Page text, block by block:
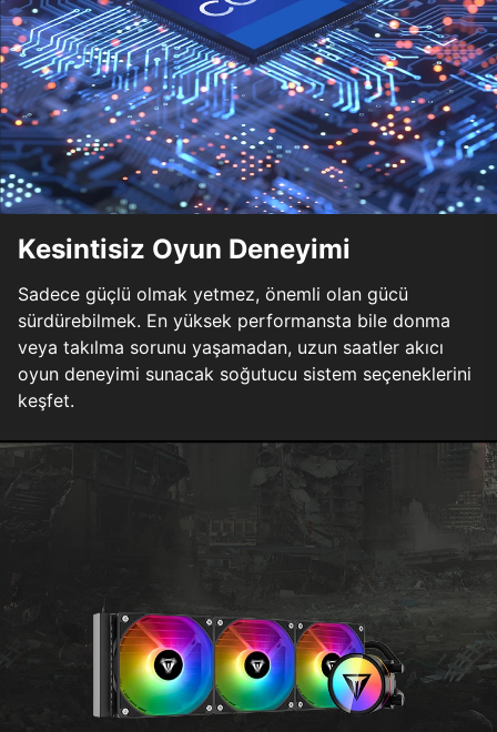
Kesintisiz Oyun Deneyimi
Sadece güçlü olmak yetmez, önemli olan gücü
sürdürebilmek. En yüksek performansta bile donma
veya takılma sorunu yaşamadan, uzun saatler akıcı
oyun deneyimi sunacak soğutucu sistem seçeneklerini
keşfet.